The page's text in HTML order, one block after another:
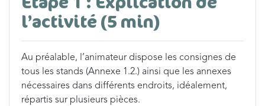
l’activité (5 min)
Au préalable, l’animateur dispose les consignes de
tous les stands (Annexe 1.2.) ainsi que les annexes
nécessaires dans différents endroits, idéalement,
répartis sur plusieurs pièces.